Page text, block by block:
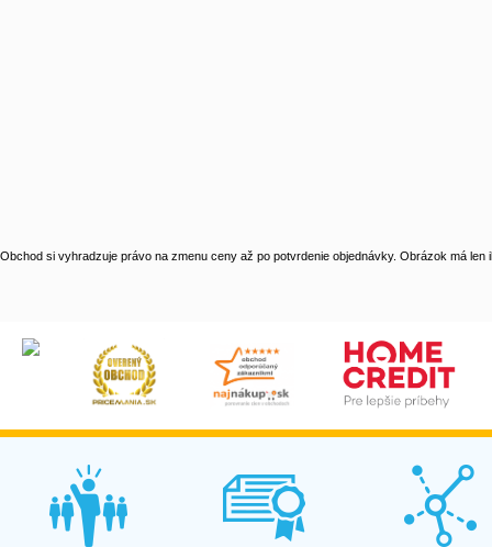
Obchod si vyhradzuje právo na zmenu ceny až po potvrdenie objednávky. Obrázok má len